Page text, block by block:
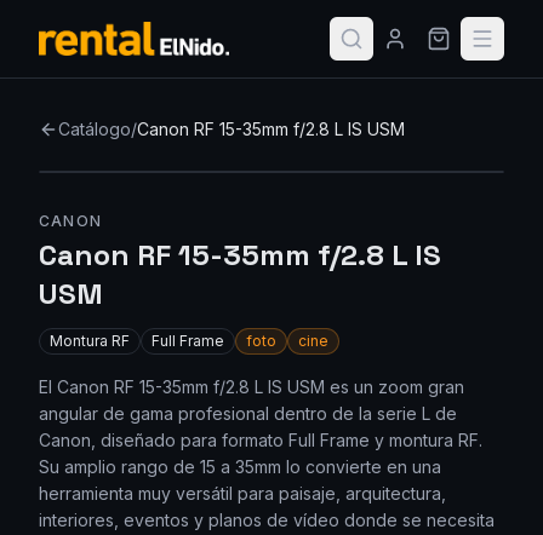
Catálogo/Canon RF 15-35mm f/2.8 L IS USM
CANON
Canon RF 15-35mm f/2.8 L IS
USM
Montura RF Full Frame foto cine
El Canon RF 15-35mm f/2.8 L IS USM es un zoom gran
angular de gama profesional dentro de la serie L de
Canon, diseñado para formato Full Frame y montura RF.
Su amplio rango de 15 a 35mm lo convierte en una
herramienta muy versátil para paisaje, arquitectura,
interiores, eventos y planos de vídeo donde se necesita